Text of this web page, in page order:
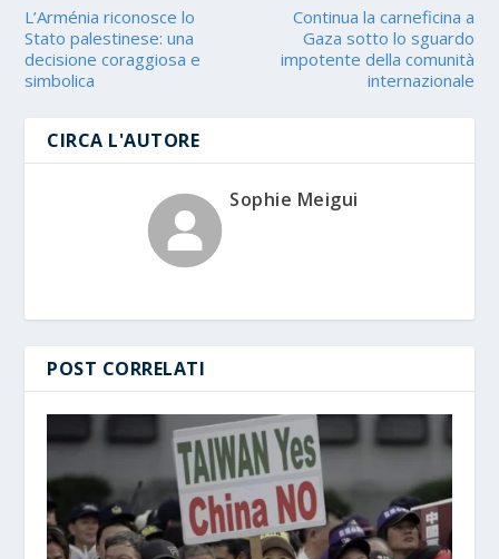
L’Arménia riconosce lo
Stato palestinese: una
decisione coraggiosa e
simbolica
Continua la carneficina a
Gaza sotto lo sguardo
impotente della comunità
internazionale
CIRCA L'AUTORE
Sophie Meigui
POST CORRELATI